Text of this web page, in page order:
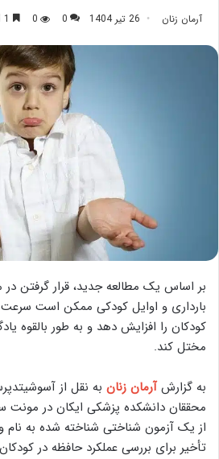
آرمان زنان 26 تیر 1404 0
0
بر اساس یک مطالعه جدید، قرار گرفتن
بارداری و اوایل کودکی ممکن است سرعت
کودکان را افزایش دهد و به طور بالقوه
مختل کند.
به گزارشآرمان زنان به نقل از
محققان دانشکده پزشکی ایکان در مونت
از یک آزمون شناختی شناخته شده به نام
تأخیر برای بررسی عملکرد حافظه در کودکان ۶ تا ۸ ساله استفاده کرد.